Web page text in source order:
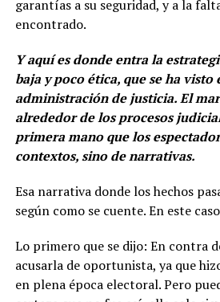
garantías a su seguridad, y a la
encontrado.
Y aquí es donde entra la
baja y poco ética, que se ha
administración de justicia. El
alrededor de los procesos
primera mano que los
contextos, sino de narrativas.
Esa narrativa donde los hechos
según como se cuente. En este
Lo primero que se dijo: En contra
acusarla de oportunista, ya que
en plena época electoral. Pero